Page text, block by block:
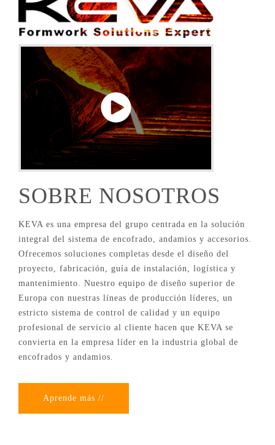
SOBRE NOSOTROS
KEVA es una empresa del grupo centrada en la solución
integral del sistema de encofrado, andamios y accesorios.
Ofrecemos soluciones completas desde el diseño del
proyecto, fabricación, guía de instalación, logística y
mantenimiento. Nuestro equipo de diseño superior de
Europa con nuestras líneas de producción líderes, un
estricto sistema de control de calidad y un equipo
profesional de servicio al cliente hacen que KEVA se
convierta en la empresa líder en la industria global de
encofrados y andamios.
Aprende más //